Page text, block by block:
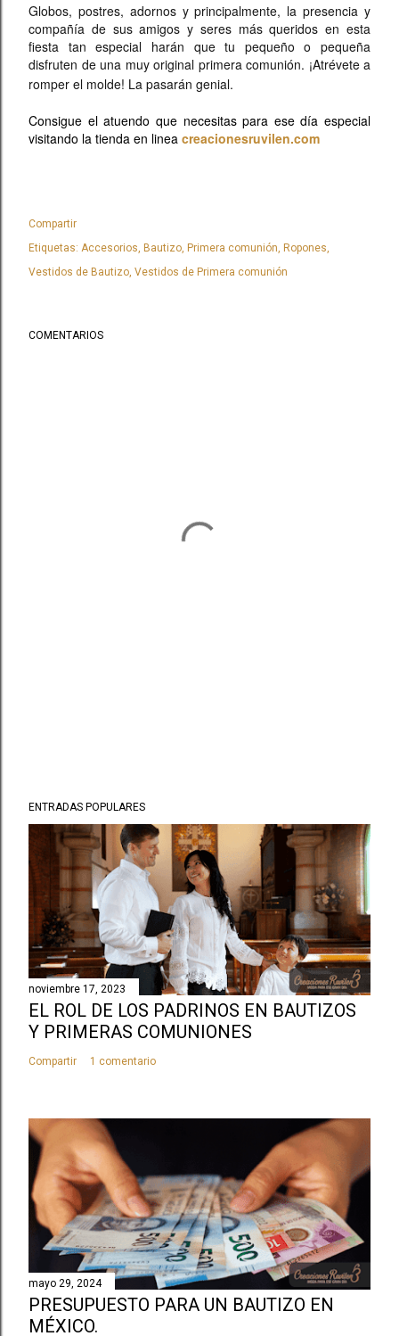
Globos, postres, adornos y principalmente, la presencia y
compañía de sus amigos y seres más queridos en esta
fiesta tan especial harán que tu pequeño o pequeña
disfruten de una muy original primera comunión. ¡Atrévete a
romper el molde! La pasarán genial.
Consigue el atuendo que necesitas para ese día especial
visitando la tienda en linea creacionesruvilen.com
Compartir
Etiquetas: Accesorios Bautizo Primera comunión Ropones
Vestidos de Bautizo Vestidos de Primera comunión
COMENTARIOS
ENTRADAS POPULARES
noviembre 17, 2023
EL ROL DE LOS PADRINOS EN BAUTIZOS
Y PRIMERAS COMUNIONES
Compartir 1 comentario
mayo 29, 2024
PRESUPUESTO PARA UN BAUTIZO EN
MÉXICO.